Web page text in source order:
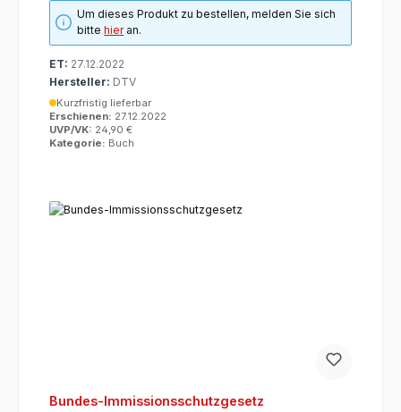
Um dieses Produkt zu bestellen, melden Sie sich
bittehieran.
ET: 27.12.2022
Hersteller: DTV
Kurzfristig lieferbar
Erschienen: 27.12.2022
UVP/VK: 24,90 €
Kategorie: Buch
Bundes-Immissionsschutzgesetz